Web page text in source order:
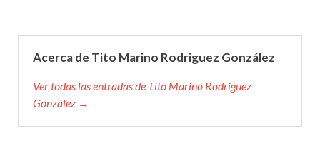
Acerca de Tito Marino Rodriguez González
Ver todas las entradas de Tito Marino Rodriguez
González →